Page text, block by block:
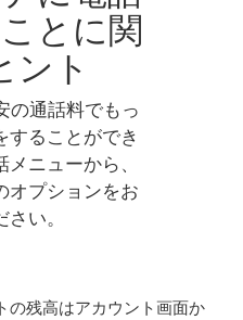
とに関
ント
の通話料でもっ
することができ
ニューから、
オプションをお
い。
の残高はアカウント画面か